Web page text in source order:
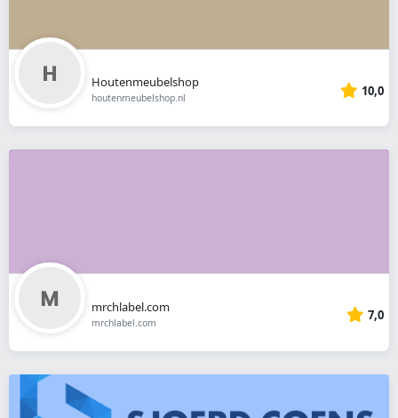
Houtenmeubelshop
houtenmeubelshop.nl 10,0
mrchlabel.com
mrchlabel.com 7,0